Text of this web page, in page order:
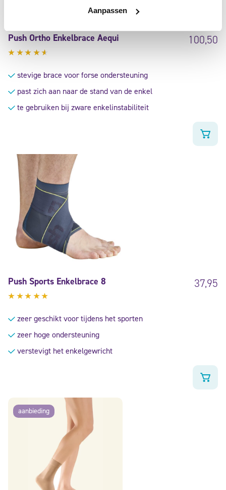
Aanpassen
Push Ortho Enkelbrace Aequi 100,50
4.40
uit 5
stevige brace voor forse ondersteuning
past zich aan naar de stand van de enkel
te gebruiken bij zware enkelinstabiliteit
Push Sports Enkelbrace 8 37,95
5 zeer geschikt voor tijdens het sporten
zeer hoge ondersteuning
verstevigt het enkelgewricht
aanbieding